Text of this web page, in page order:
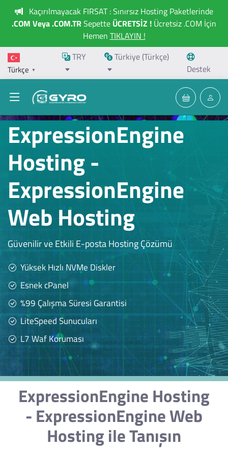
Kaçırılmayacak FIRSAT : Sınırsız Hosting Paketlerinde
.COM Veya .COM.TRSepette ÜCRETSİZ ! Ücretsiz .COM İçin
Hemen TIKLAYIN !
Türkçe ▼
TRY
Türkiye (Türkçe)
Destek
ExpressionEngine
Hosting -
ExpressionEngine
Web Hosting
Güvenilir ve Etkili E-posta Hosting Çözümü
Yüksek Hızlı NVMe Diskler
Esnek cPanel
%99 Çalışma Süresi Garantisi
LiteSpeed Sunucuları
L7 Waf Koruması
ExpressionEngine Hosting
- ExpressionEngine Web
Hosting ile Tanışın